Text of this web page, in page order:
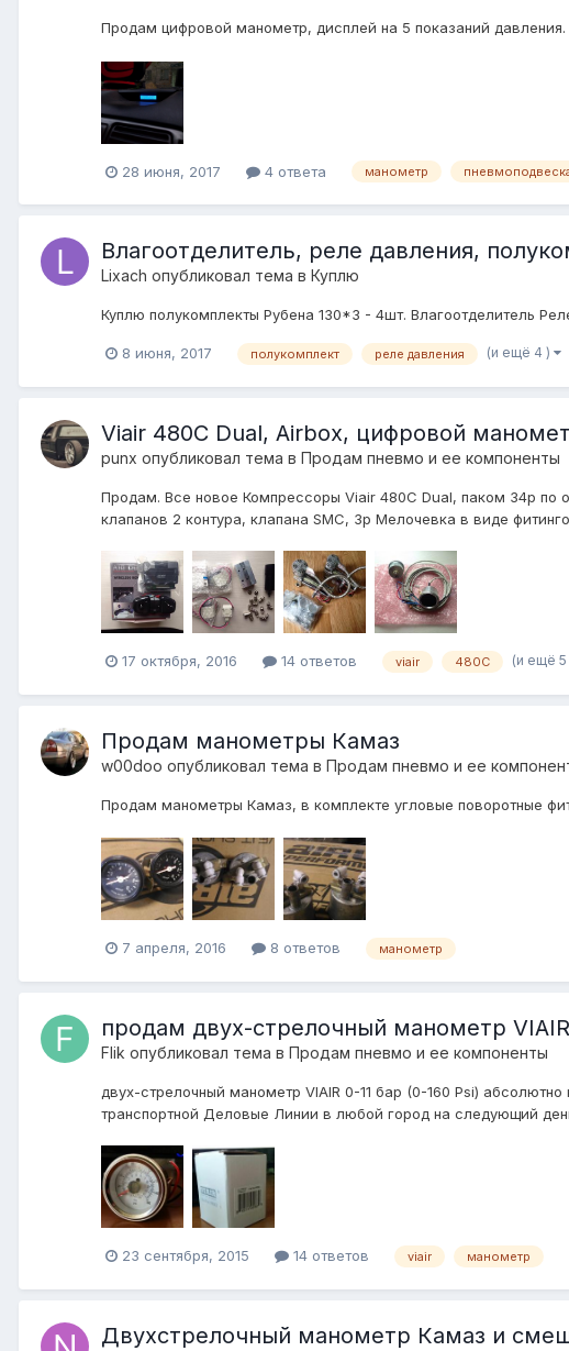
Продам цифровой манометр, дисплей на 5 показаний
28 июня, 2017 4 ответа манометр
Влагоотделитель, реле давления,
Lixach опубликовал тема в Куплю
Куплю полукомплекты Рубена 130*3 - 4шт. Влагоотделитель
8 июня, 2017 полукомплект реле давления (и ещё 4 )
Viair 480C Dual, Airbox, цифровой
punx опубликовал тема в Продам пневмо и ее компоненты
Продам. Все новое Компрессоры Viair 480C Dual, паком 34р по
клапанов 2 контура, клапана SMC, 3р Мелочевка в виде
17 октября, 2016 14 ответов viair 480C (и ещё 5
Продам манометры Камаз
w00doo опубликовал тема в Продам пневмо и ее
Продам манометры Камаз, в комплекте угловые поворотные
7 апреля, 2016 8 ответов манометр
продам двух-стрелочный манометр VIAIR
Flik опубликовал тема в Продам пневмо и ее компоненты
двух-стрелочный манометр VIAIR 0-11 бар (0-160 Psi)
транспортной Деловые Линии в любой город на следующий
23 сентября, 2015 14 ответов viair манометр
Двухстрелочный манометр Камаз и